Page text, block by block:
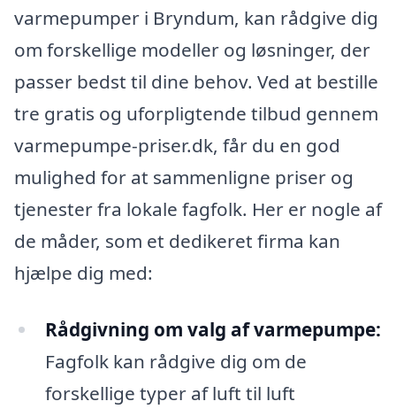
varmepumper i Bryndum, kan rådgive dig
om forskellige modeller og løsninger, der
passer bedst til dine behov. Ved at bestille
tre gratis og uforpligtende tilbud gennem
varmepumpe-priser.dk, får du en god
mulighed for at sammenligne priser og
tjenester fra lokale fagfolk. Her er nogle af
de måder, som et dedikeret firma kan
hjælpe dig med:
Rådgivning om valg af varmepumpe:
Fagfolk kan rådgive dig om de
forskellige typer af luft til luft